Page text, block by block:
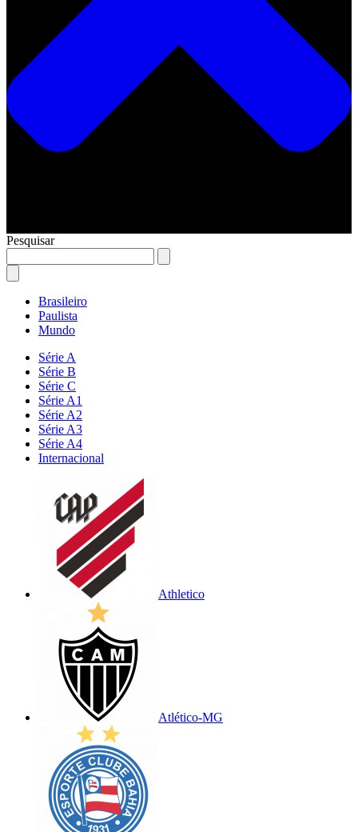
Pesquisar
Brasileiro
Paulista
Mundo
Série A
Série B
Série C
Série A1
Série A2
Série A3
Série A4
Internacional
Athletico
Atlético-MG